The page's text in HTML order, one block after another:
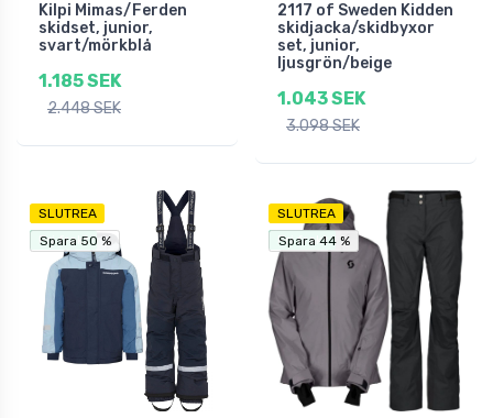
Kilpi Mimas/Ferden
skidset, junior,
svart/mörkblå
1.185 SEK
2.448 SEK
2117 of Sweden Kidden
skidjacka/skidbyxor
set, junior,
ljusgrön/beige
1.043 SEK
3.098 SEK
SLUTREA
Fri frakt
Spara 50 %
Spara 50 %
SLUTREA
Fri frakt
Spara 44 %
Spara 44 %